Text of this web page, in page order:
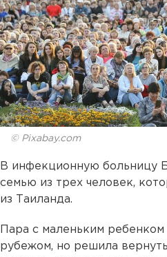
© Pixabay.com
В инфекционную больницу
семью из трех человек,
из Таиланда.
Пара с маленьким
рубежом, но решила